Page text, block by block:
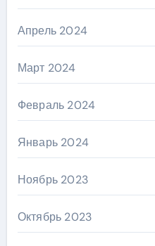
Апрель 2024
Март 2024
Февраль 2024
Январь 2024
Ноябрь 2023
Октябрь 2023